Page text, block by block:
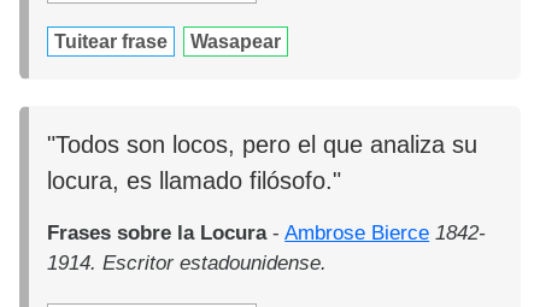
Tuitear frase Wasapear
"Todos son locos, pero el que analiza su
locura, es llamado filósofo."
Frases sobre la Locura-Ambrose Bierce 1842-
1914. Escritor estadounidense.